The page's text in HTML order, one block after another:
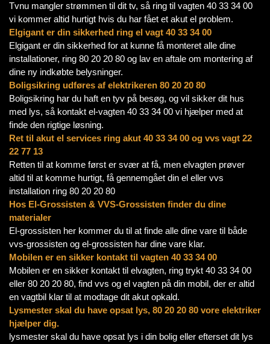
Tvnu mangler strømmen til dit tv, så ring til vagten 40 33 34 00
vi kommer altid hurtigt hvis du har fået et akut el problem.
Elgigant er din sikkerhed ring el vagt 40 33 34 00
Elgigant er din sikkerhed for at kunne få monteret alle dine
installationer, ring 80 20 20 80 og lav en aftale om montering af
dine ny indkøbte belysninger.
Boligsikring udføres af elektrikeren 80 20 20 80
Boligsikring har du haft en tyv på besøg, og vil sikker dit hus
med lys, så kontakt el-vagten 40 33 34 00 vi hjælper med at
finde den rigtige løsning.
Ret til akut el services ring akut 40 33 34 00 og vvs vagt 22
22 77 13
Retten til at komme først er svær at få, men elvagten prøver
altid til at komme hurtigt, få gennemgået din el eller vvs
installation ring 80 20 20 80
Hos El-Grossisten & VVS-Grossisten finder du dine
materialer
El-grossisten her kommer du til at finde alle dine vare til både
vvs-grossisten og el-grossisten har dine vare klar.
Mobilen er en sikker kontakt til vagten 40 33 34 00
Mobilen er en sikker kontakt til elvagten, ring trykt 40 33 34 00
eller 80 20 20 80, find vvs og el vagten på din mobil, der er altid
en vagtbil klar til at modtage dit akut opkald.
Lysmester skal du have opsat lys, 80 20 20 80 vore elektriker
hjælper dig.
lysmester skal du have opsat lys i din bolig eller efterset dit lys